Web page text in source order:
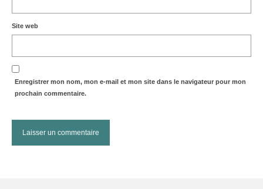
Site web
Enregistrer mon nom, mon e-mail et mon site dans le navigateur pour mon
prochain commentaire.